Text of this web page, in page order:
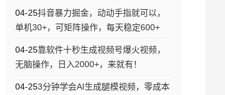
04-25抖音暴力掘金，动动手指就可以，
单机30+，可矩阵操作，每天稳定600+
04-25靠软件十秒生成视频号爆火视频，
无脑操作，日入2000+，来就有！
04-253分钟学会AI生成腿模视频，零成本